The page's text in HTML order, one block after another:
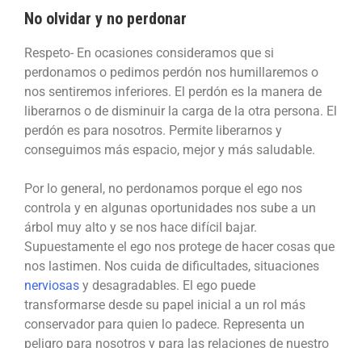
No olvidar y no perdonar
Respeto- En ocasiones consideramos que si
perdonamos o pedimos perdón nos humillaremos o
nos sentiremos inferiores. El perdón es la manera de
liberarnos o de disminuir la carga de la otra persona. El
perdón es para nosotros. Permite liberarnos y
conseguimos más espacio, mejor y más saludable.
Por lo general, no perdonamos porque el ego nos
controla y en algunas oportunidades nos sube a un
árbol muy alto y se nos hace difícil bajar.
Supuestamente el ego nos protege de hacer cosas que
nos lastimen. Nos cuida de dificultades, situaciones
nerviosas y desagradables. El ego puede
transformarse desde su papel inicial a un rol más
conservador para quien lo padece. Representa un
peligro para nosotros y para las relaciones de nuestro